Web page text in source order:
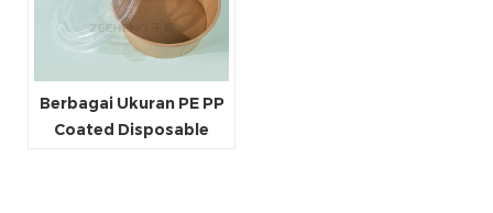
Berbagai Ukuran PE PP
Coated Disposable